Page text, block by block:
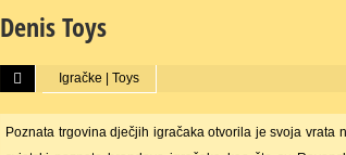
Denis Toys
Igračke | Toys
Poznata trgovina dječjih igračaka otvorila je svoja